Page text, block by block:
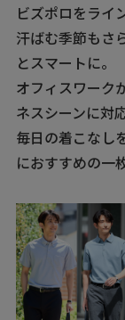
ビズポロをライ
汗ばむ季節もさ
とスマートに。
オフィスワーク
ネスシーンに対
毎日の着こなし
におすすめの一